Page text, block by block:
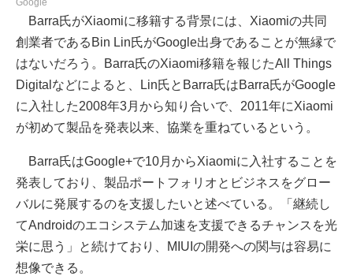
Google
Barra氏がXiaomiに移籍する背景には、Xiaomiの共同
創業者であるBin Lin氏がGoogle出身であることが無縁で
はないだろう。Barra氏のXiaomi移籍を報じたAll Things
Digitalなどによると、Lin氏とBarra氏はBarra氏がGoogle
に入社した2008年3月から知り合いで、2011年にXiaomi
が初めて製品を発表以来、協業を重ねているという。
Barra氏はGoogle+で10月からXiaomiに入社することを
発表しており、製品ポートフォリオとビジネスをグロー
バルに発展するのを支援したいと述べている。「継続し
てAndroidのエコシステム加速を支援できるチャンスを光
栄に思う」と続けており、MIUIの開発への関与は容易に
想像できる。